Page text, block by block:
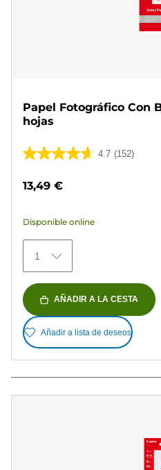
Papel Fotográfico Con
hojas
4.7 (152)
4.7
152
reseñas
13,49 €
Disponible online
1
AÑADIR A LA CESTA
Añadir a lista de deseos